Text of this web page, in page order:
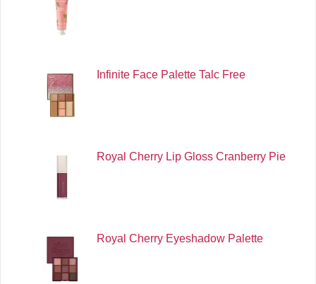
Infinite Face Palette Talc Free
Royal Cherry Lip Gloss Cranberry Pie
Royal Cherry Eyeshadow Palette